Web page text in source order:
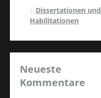
Dissertationen und
Habilitationen
Neueste
Kommentare